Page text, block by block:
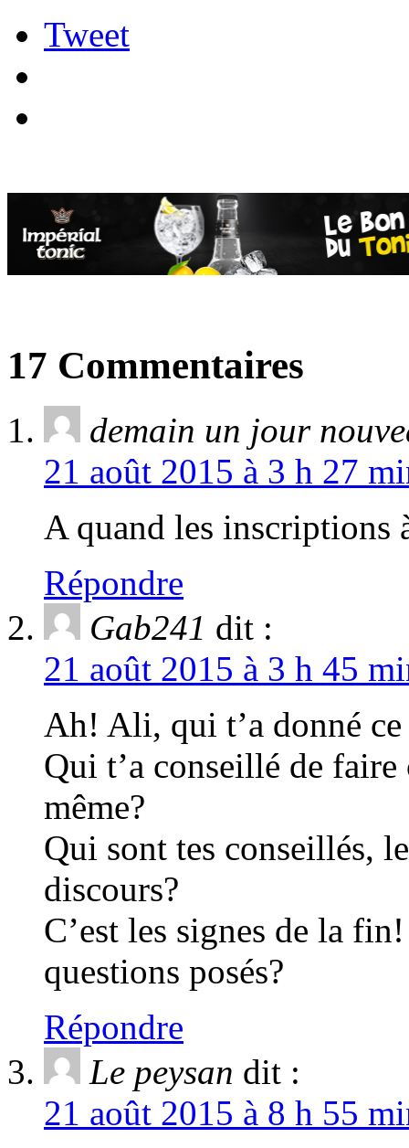
Tweet
17 Commentaires
demain un jour
21 août 2015 à 3 h 27
A quand les inscriptions
Répondre
Gab241 dit :
21 août 2015 à 3 h 45
Ah! Ali, qui t’a donné
Qui t’a conseillé de
même?
Qui sont tes conseillés,
discours?
C’est les signes de la
questions posés?
Répondre
Le peysan dit :
21 août 2015 à 8 h 55